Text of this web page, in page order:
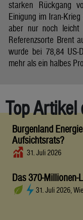
starken Rückgang
Einigung im Iran-
aber nur noch
Referenzsorte Brent
wurde bei 78,84 US-
mehr als ein halbes
Top Artikel
Burgenland
Aufsichtsrats?
31. Juli 2026
Das 370-Millionen-
31. Juli 2026,